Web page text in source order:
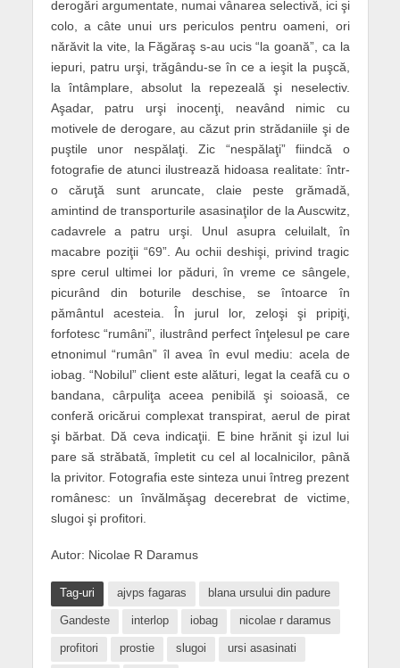
derogări argumentate, numai vânarea selectivă, ici şi
colo, a câte unui urs periculos pentru oameni, ori
nărăvit la vite, la Făgăraş s-au ucis “la goană”, ca la
iepuri, patru urşi, trăgându-se în ce a ieşit la puşcă,
la întâmplare, absolut la repezeală şi neselectiv.
Aşadar, patru urşi inocenţi, neavând nimic cu
motivele de derogare, au căzut prin strădaniile şi de
puştile unor nespălaţi. Zic “nespălaţi” fiindcă o
fotografie de atunci ilustrează hidoasa realitate: într-
o căruţă sunt aruncate, claie peste grămadă,
amintind de transporturile asasinaţilor de la Auscwitz,
cadavrele a patru urşi. Unul asupra celuilalt, în
macabre poziţii “69”. Au ochii deshişi, privind tragic
spre cerul ultimei lor păduri, în vreme ce sângele,
picurând din boturile deschise, se întoarce în
pământul acesteia. În jurul lor, zeloşi şi pripiţi,
forfotesc “rumâni”, ilustrând perfect înţelesul pe care
etnonimul “rumân” îl avea în evul mediu: acela de
iobag. “Nobilul” client este alături, legat la ceafă cu o
bandana, cârpuliţa aceea penibilă şi soioasă, ce
conferă oricărui complexat transpirat, aerul de pirat
şi bărbat. Dă ceva indicaţii. E bine hrănit şi izul lui
pare să străbată, împletit cu cel al localnicilor, până
la privitor. Fotografia este sinteza unui întreg prezent
românesc: un învălmăşag decerebrat de victime,
slugoi şi profitori.
Autor: Nicolae R Daramus
Tag-uri ajvps fagaras blana ursului din padure
Gandeste interlop iobag nicolae r daramus
profitori prostie slugoi ursi asasinati